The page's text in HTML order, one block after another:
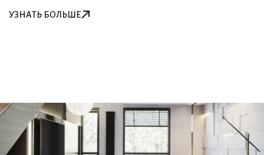
УЗНАТЬ БОЛЬШЕ